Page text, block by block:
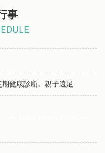
事
健康診断、親子遠足